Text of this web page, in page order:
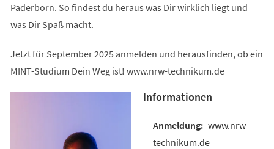
Paderborn. So findest du heraus was Dir wirklich liegt und
was Dir Spaß macht.
Jetzt für September 2025 anmelden und herausfinden, ob ein
MINT-Studium Dein Weg ist! www.nrw-technikum.de
Informationen
www.nrw-
technikum.de